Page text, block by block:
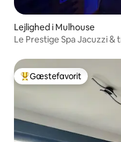
Lejlighed i Mulhouse
Le Prestige Spa
Bedste gæstefavorit
Gæstefavorit